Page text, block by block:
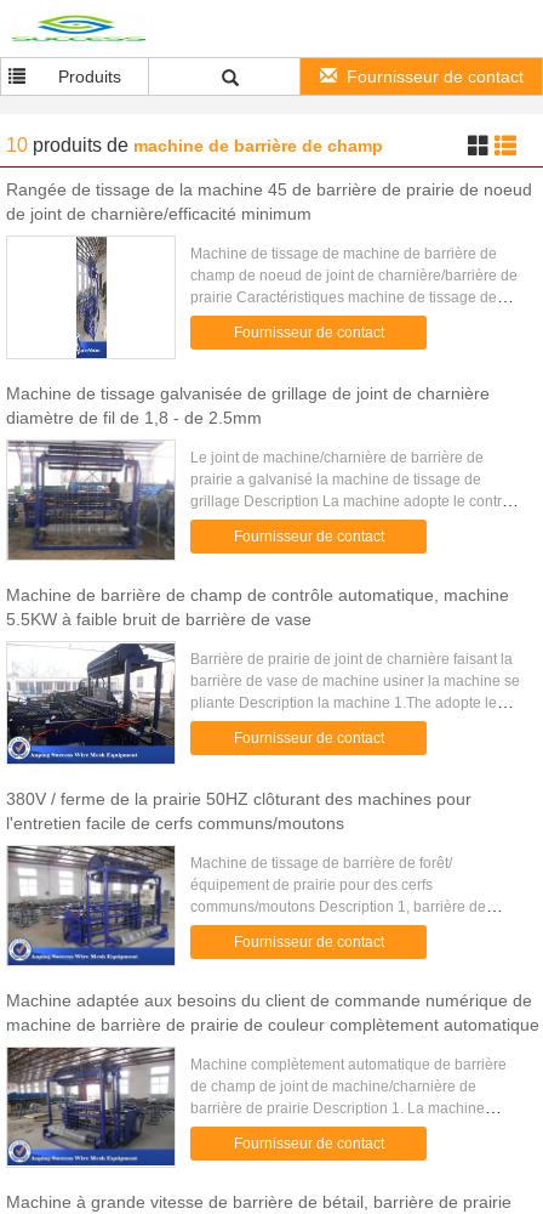
Produits Fournisseur de contact
10 produits de machine de barrière de champ
Rangée de tissage de la machine 45 de barrière de prairie de noeud
de joint de charnière/efficacité minimum
Machine de tissage de machine de barrière de
champ de noeud de joint de charnière/barrière de
prairie Caractéristiques machine de tissage de
barrière de champ de noeud de joint de charnière
1, diamètre de fil : ...
Fournisseur de contact
Machine de tissage galvanisée de grillage de joint de charnière
diamètre de fil de 1,8 - de 2.5mm
Le joint de machine/charnière de barrière de
prairie a galvanisé la machine de tissage de
grillage Description La machine adopte le contrôle
automatique de boîte de commande numérique
par ordinateur, a coordonn...
Fournisseur de contact
Machine de barrière de champ de contrôle automatique, machine
5.5KW à faible bruit de barrière de vase
Barrière de prairie de joint de charnière faisant la
barrière de vase de machine usiner la machine se
pliante Description la machine 1.The adopte le
contrôle automatique de boîte de commande
numérique par ...
Fournisseur de contact
380V / ferme de la prairie 50HZ clôturant des machines pour
l'entretien facile de cerfs communs/moutons
Machine de tissage de barrière de forêt/
équipement de prairie pour des cerfs
communs/moutons Description 1, barrière de
prairie faite de fil d'acier galvanisé de haute
résistance tressé, force à haute r...
Fournisseur de contact
Machine adaptée aux besoins du client de commande numérique de
machine de barrière de prairie de couleur complètement automatique
Machine complètement automatique de barrière
de champ de joint de machine/charnière de
barrière de prairie Description 1. La machine
adopte le contrôle automatique de boîte de
commande numérique par ordinateur, ...
Fournisseur de contact
Machine à grande vitesse de barrière de bétail, barrière de prairie